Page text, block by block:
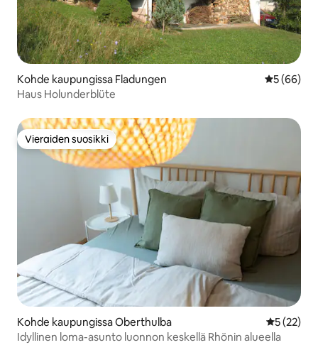
Kohde kaupungissa Fladungen
5 (66)
Haus Holunderblüte
Vieraiden suosikki
Vieraiden suosikki
Kohde kaupungissa Oberthulba
5 (22)
Idyllinen loma-asunto luonnon keskellä Rhönin alueella